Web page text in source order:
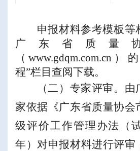
申报材料参考模板等
广东省质量
（www.gdqm.com.cn ）的
程”栏目查阅下载。
（二）专家评审。
家依据《广东省质量协会
级评价工作管理办法（
年）对申报材料进行评审